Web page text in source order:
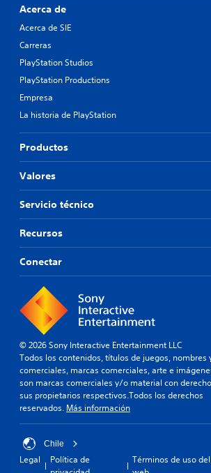
Acerca de
Acerca de SIE
Carreras
PlayStation Studios
PlayStation Productions
Empresa
La historia de PlayStation
Productos
Valores
Servicio técnico
Recursos
Conectar
© 2026 Sony Interactive Entertainment LLC
Todos los contenidos, títulos de juegos, nombres
comerciales, marcas comerciales, arte e
son marcas comerciales y/o material con
sus propietarios respectivos.Todos los derechos
reservados. Más información
Chile
Legal
Política de
Términos de uso